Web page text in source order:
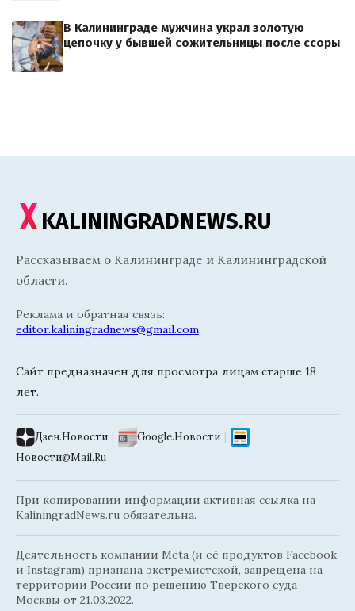
В Калининграде мужчина украл золотую
цепочку у бывшей сожительницы после ссоры
KALININGRADNEWS.RU
Рассказываем о Калининграде и Калининградской
области.
Реклама и обратная связь:
editor.kaliningradnews@gmail.com
Сайт предназначен для просмотра лицам старше 18
лет.
Дзен.Новости | Google.Новости |
Новости@Mail.Ru
При копировании информации активная ссылка на
KaliningradNews.ru обязательна.
Деятельность компании Meta (и её продуктов Facebook
и Instagram) признана экстремистской, запрещена на
территории России по решению Тверского суда
Москвы от 21.03.2022.